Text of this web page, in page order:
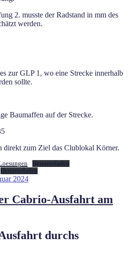
2. musste der Radstand in mm des
werden.
zur GLP 1, wo eine Strecke innerhalb
sollte.
Baumaffen auf der Strecke.
direkt zum Ziel das Clublokal Körner.
Herunterladen
Herunterladen
2024
Cabrio-Ausfahrt am
durchs